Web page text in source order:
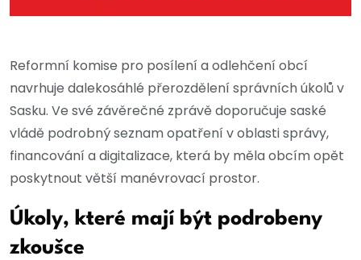
Reformní komise pro posílení a odlehčení obcí
navrhuje dalekosáhlé přerozdělení správních úkolů v
Sasku. Ve své závěrečné zprávě doporučuje saské
vládě podrobný seznam opatření v oblasti správy,
financování a digitalizace, která by měla obcím opět
poskytnout větší manévrovací prostor.
Úkoly, které mají být podrobeny
zkoušce